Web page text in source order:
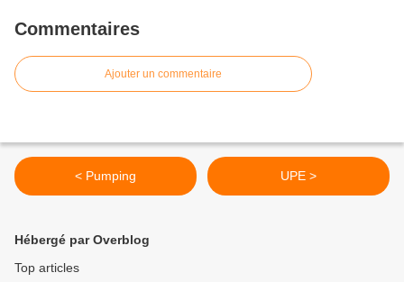
Commentaires
Ajouter un commentaire
< Pumping UPE >
Hébergé par Overblog
Top articles